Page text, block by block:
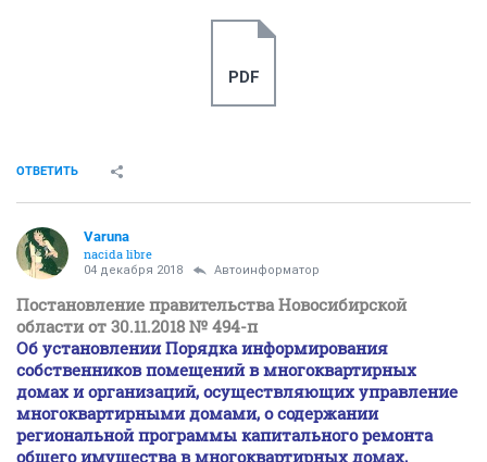
PDF
ОТВЕТИТЬ
Varuna
nacida libre
04 декабря 2018 Автоинформатор
Постановление правительства Новосибирской
области от 30.11.2018 № 494-п
Об установлении Порядка информирования
собственников помещений в многоквартирных
домах и организаций, осуществляющих управление
многоквартирными домами, о содержании
региональной программы капитального ремонта
общего имущества в многоквартирных домах,